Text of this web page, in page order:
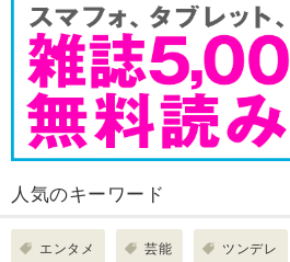
人気のキーワード
エンタメ 芸能 ツンデレ